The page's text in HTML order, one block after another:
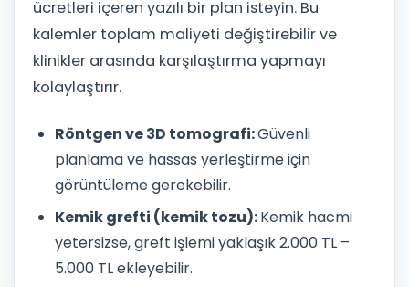
ücretleri içeren yazılı bir plan isteyin. Bu
kalemler toplam maliyeti değiştirebilir ve
klinikler arasında karşılaştırma yapmayı
kolaylaştırır.
Röntgen ve 3D tomografi:Güvenli
planlama ve hassas yerleştirme için
görüntüleme gerekebilir.
Kemik grefti (kemik tozu):Kemik hacmi
yetersizse, greft işlemi yaklaşık 2.000 TL –
5.000 TL ekleyebilir.